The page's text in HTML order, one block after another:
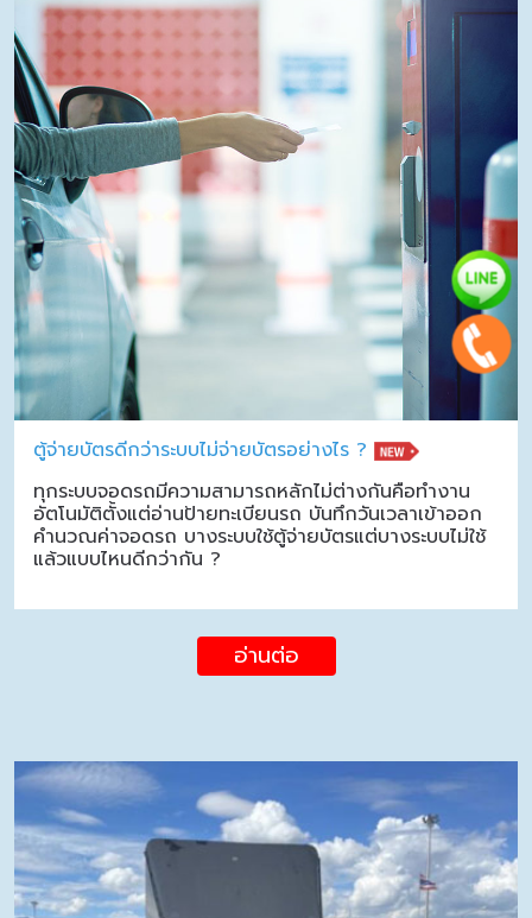
ตู้จ่ายบัตรดีกว่าระบบไม่จ่ายบัตรอย่างไร ?
ทุกระบบจอดรถมีความสามารถหลักไม่ต่างกันคือทำงาน
อัตโนมัติตั้งแต่อ่านป้ายทะเบียนรถ บันทึกวันเวลาเข้าออก
คำนวณค่าจอดรถ บางระบบใช้ตู้จ่ายบัตรแต่บางระบบไม่ใช้
แล้วแบบไหนดีกว่ากัน ?
อ่านต่อ